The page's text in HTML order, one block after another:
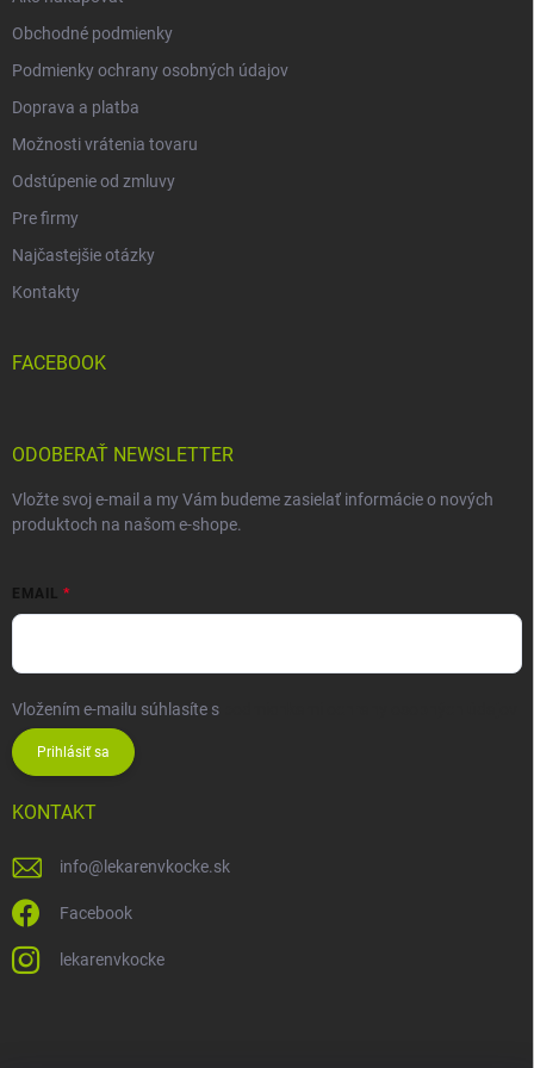
Obchodné podmienky
Podmienky ochrany osobných údajov
Doprava a platba
Možnosti vrátenia tovaru
Odstúpenie od zmluvy
Pre firmy
Najčastejšie otázky
Kontakty
FACEBOOK
ODOBERAŤ NEWSLETTER
Vložte svoj e-mail a my Vám budeme zasielať informácie o nových
produktoch na našom e-shope.
EMAIL
Vložením e-mailu súhlasíte s
Prihlásiť sa
KONTAKT
info@ lekarenvkocke.sk
Facebook
lekarenvkocke